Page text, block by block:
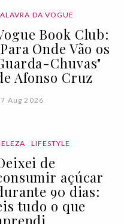
DA VOGUE
Book Club:
Onde Vão os
Chuvas"
Afonso Cruz
Aug 2026
LIFESTYLE
de
açúcar
90 dias:
tudo o que